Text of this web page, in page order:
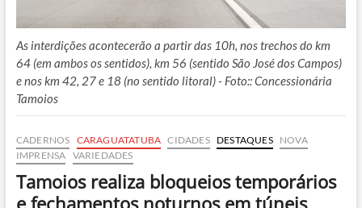
As interdições acontecerão a partir das 10h, nos trechos do km
64 (em ambos os sentidos), km 56 (sentido São José dos Campos)
e nos km 42, 27 e 18 (no sentido litoral) - Foto:: Concessionária
Tamoios
CADERNOS CARAGUATATUBA CIDADES DESTAQUES
NOVA
IMPRENSA VARIEDADES
Tamoios realiza bloqueios temporários